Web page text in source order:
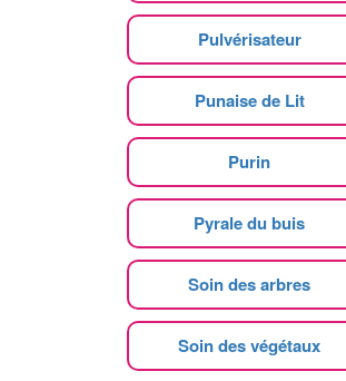
Pulvérisateur
Punaise de Lit
Purin
Pyrale du buis
Soin des arbres
Soin des végétaux